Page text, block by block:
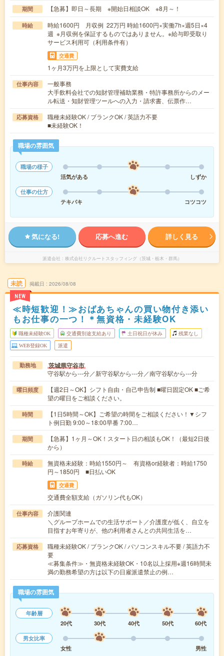
期間 【急募】即日～長期 ※開始日相談OK ※8月～！
時給
時給1600円 月収例 22万円 時給1600円×実働7h×週5日×4
週 ※月収例を保証するものではありません。※給与即受取り
サービス利用可（利用条件有）
交通費
1ヶ月3万円を上限として実費支給
仕事内容
一般事務
大手飲料会社での知財管理補助業務・特許事務所からのメー
ル転送・知財管理ツールへの入力・請求書、伝票作…
応募資格
職種未経験OK / ブランクOK / 英語力不要
■未経験OK！
職場の雰囲気
職場の様子
活気がある
しずか
仕事の仕方
テキパキ
コツコツ
気になる! 応募へ進む 詳しく見る
派遣会社 株式会社リクルートスタッフィング（茨城・栃木・群馬）
未読
NEW
掲載日 2026/08/08
≪時短歓迎！≫おばあちゃんの買い物付き添い
もお仕事の一つ！＊無資格・未経験OK
職種未経験OK 交通費別途支給あり 土日祝日が休み 残業なし
WEB登録OK 派遣
勤務地 茨城県守谷市
守谷駅から---分／新守谷駅から---分／南守谷駅から---分
曜日頻度
【週2日～OK】シフト自由・自己申告制 ■曜日固定OK ■ご希
望の曜日をご相談ください。
時間
【1日5時間～OK】ご希望の時間をご相談ください！▼シフ
ト例日勤 9:00～18:00早番 7:00…
期間
【急募】1ヶ月～OK！スタート日の相談もOK！（最短2日後
から）
時給
無資格未経験：時給1550円～ 有資格or経験者：時給1750
円～1850円 ■日払いOK
交通費
交通費全額支給（ガソリン代もOK）
仕事内容
介護関連
＼グループホームでの生活サポート／介護度が低く、自立を
目指すお年寄りが、他の利用者さんとの共同生活を…
応募資格
職種未経験OK / ブランクOK / パソコンスキル不要 / 英語力不
要
≪募集条件≫・無資格未経験OK・10名以上採用※週16時間未
満の勤務希望の方は以下の日雇派遣禁止の例…
職場の雰囲気
年齢層
20代
30代 40代 50代
60代
男女比率
女性
男性